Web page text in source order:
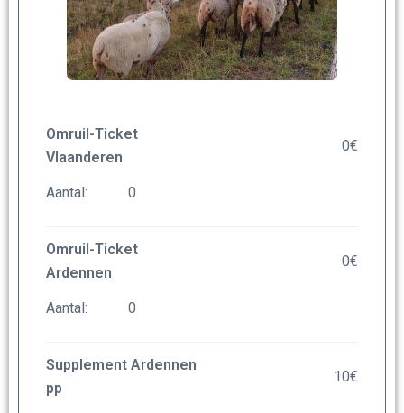
Omruil-Ticket
Vlaanderen
0€
Aantal:
Omruil-Ticket
Ardennen
0€
Aantal:
Supplement Ardennen
pp
10€